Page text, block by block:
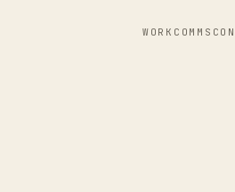
WORK COMMS